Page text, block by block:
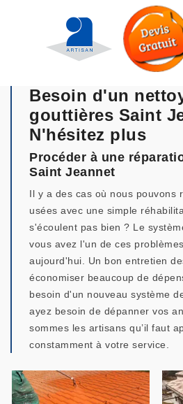
Besoin d'un
gouttières Saint
N'hésitez plus
Procéder à une
Saint Jeannet
Il y a des cas où nous pouvons
usées avec une simple
s'écoulent pas bien ? Le
vous avez l'un de ces
aujourd'hui. Un bon entretien
économiser beaucoup de
besoin d'un nouveau système
ayez besoin de dépanner vos
sommes les artisans qu’il faut
constamment à votre service.